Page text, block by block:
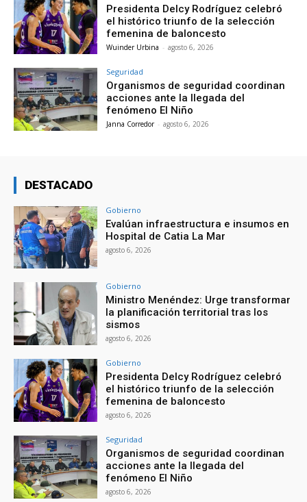
Presidenta Delcy Rodríguez celebró
el histórico triunfo de la selección
femenina de baloncesto
Wuinder Urbina - agosto 6, 2026
Seguridad
Organismos de seguridad coordinan
acciones ante la llegada del
fenómeno El Niño
Janna Corredor - agosto 6, 2026
DESTACADO
Gobierno
Evalúan infraestructura e insumos en
Hospital de Catia La Mar
agosto 6, 2026
Gobierno
Ministro Menéndez: Urge transformar
la planificación territorial tras los
sismos
agosto 6, 2026
Gobierno
Presidenta Delcy Rodríguez celebró
el histórico triunfo de la selección
femenina de baloncesto
agosto 6, 2026
Seguridad
Organismos de seguridad coordinan
acciones ante la llegada del
fenómeno El Niño
agosto 6, 2026